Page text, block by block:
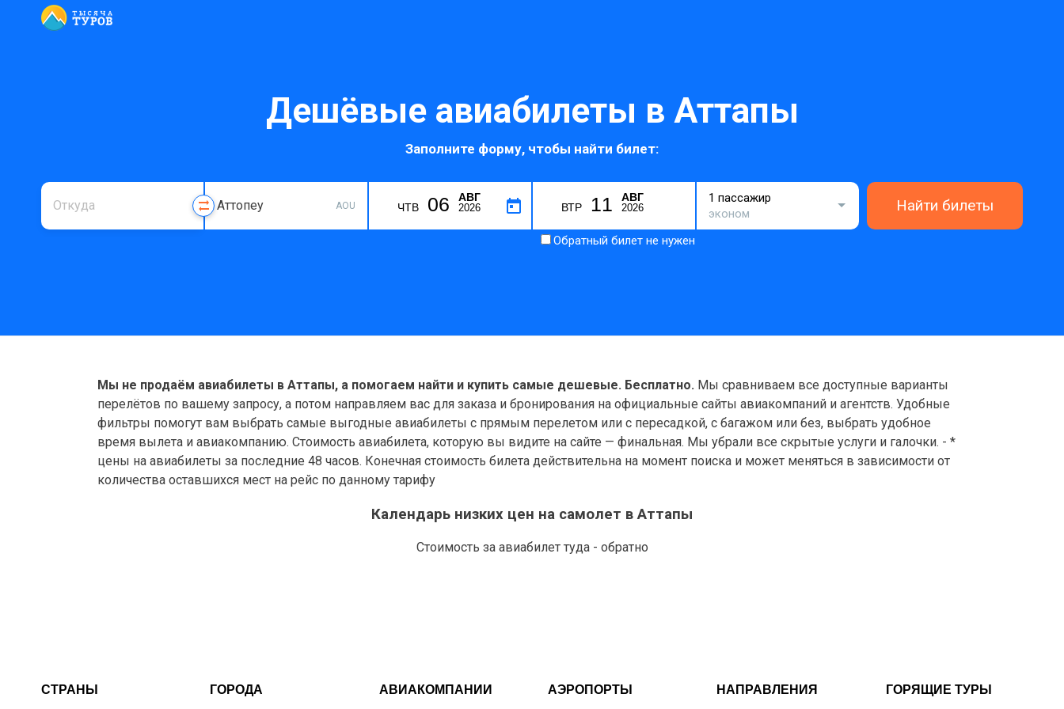
Дешёвые авиабилеты в Аттапы
Заполните форму, чтобы найти билет:
AOU ЧТВ 06 АВГ
2026 ВТР 11 АВГ
2026
1 пассажир
эконом
Найти билеты
Обратный билет не нужен
Мы не продаём авиабилеты в Аттапы, а помогаем найти и купить самые дешевые. Бесплатно. Мы сравниваем все доступные варианты
перелётов по вашему запросу, а потом направляем вас для заказа и бронирования на официальные сайты авиакомпаний и агентств. Удобные
фильтры помогут вам выбрать самые выгодные авиабилеты с прямым перелетом или с пересадкой, с багажом или без, выбрать удобное
время вылета и авиакомпанию. Стоимость авиабилета, которую вы видите на сайте — финальная. Мы убрали все скрытые услуги и галочки. - *
цены на авиабилеты за последние 48 часов. Конечная стоимость билета действительна на момент поиска и может меняться в зависимости от
количества оставшихся мест на рейс по данному тарифу
Календарь низких цен на самолет в Аттапы
Стоимость за авиабилет туда - обратно
СТРАНЫ ГОРОДА АВИАКОМПАНИИ АЭРОПОРТЫ НАПРАВЛЕНИЯ ГОРЯЩИЕ ТУРЫ